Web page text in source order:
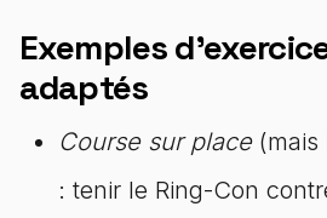
Exemples
adaptés
Course sur place(mais
: tenir le Ring-Con